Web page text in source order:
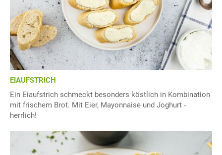
EIAUFSTRICH
Ein Eiaufstrich schmeckt besonders köstlich in Kombination
mit frischem Brot. Mit Eier, Mayonnaise und Joghurt -
herrlich!